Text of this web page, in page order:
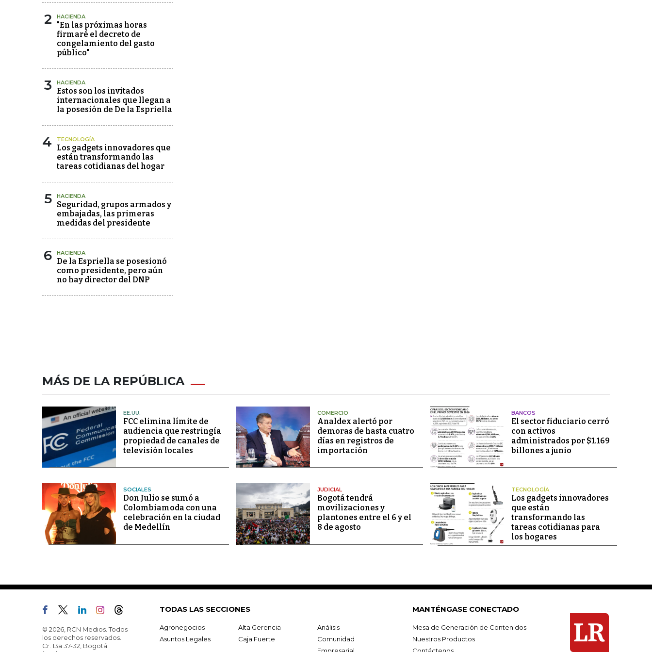
2 HACIENDA
"En las próximas horas
firmaré el decreto de
congelamiento del gasto
público"
3 HACIENDA
Estos son los invitados
internacionales que llegan a
la posesión de De la Espriella
4 TECNOLOGÍA
Los gadgets innovadores que
están transformando las
tareas cotidianas del hogar
5 HACIENDA
Seguridad, grupos armados y
embajadas, las primeras
medidas del presidente
6 HACIENDA
De la Espriella se posesionó
como presidente, pero aún
no hay director del DNP
MÁS DE LA REPÚBLICA
EE.UU.
FCC elimina límite de
audiencia que restringía
propiedad de canales de
televisión locales
COMERCIO
Analdex alertó por
demoras de hasta cuatro
días en registros de
importación
BANCOS
El sector fiduciario cerró
con activos
administrados por $1.169
billones a junio
SOCIALES
Don Julio se sumó a
Colombiamoda con una
celebración en la ciudad
de Medellín
JUDICIAL
Bogotá tendrá
movilizaciones y
plantones entre el 6 y el
8 de agosto
TECNOLOGÍA
Los gadgets innovadores
que están
transformando las
tareas cotidianas para
los hogares
© 2026, RCN Medios. Todos
los derechos reservados.
Cr. 13a 37-32, Bogotá
TODAS LAS SECCIONES
Agronegocios Alta Gerencia
Análisis
Asuntos Legales
Caja Fuerte
Comunidad
MANTÉNGASE CONECTADO
Mesa de Generación de Contenidos
Nuestros Productos